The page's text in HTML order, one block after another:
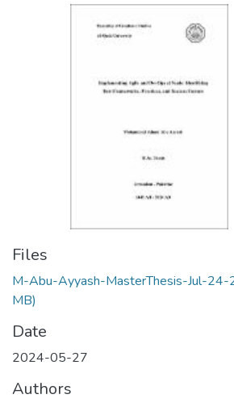
Files
M-Abu-Ayyash-MasterThesis-Jul-
MB)
Date
2024-05-27
Authors